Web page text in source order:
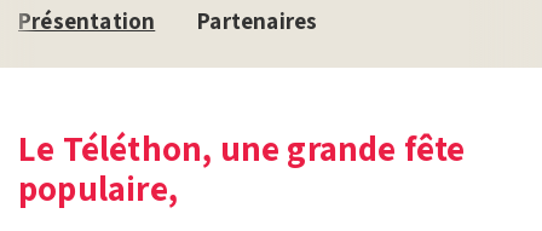
Présentation Partenaires
Le Téléthon, une grande fête
populaire,